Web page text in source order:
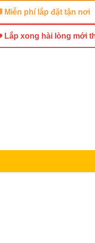
Miễn phí lắp đặt tận nơi
Lắp xong hài lòng mới